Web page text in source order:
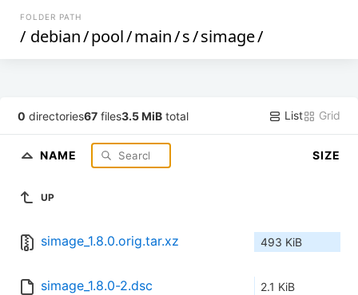
FOLDER PATH
/ debian/pool/main/s/simage/
0 directories67 files3.5 MiB total List Grid
NAME SIZE
UP
simage_1.8.0.orig.tar.xz 493 KiB
simage_1.8.0-2.dsc 2.1 KiB